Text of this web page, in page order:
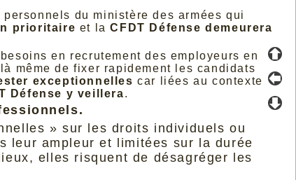
du ministère des armées qui
prioritaire et laCFDT Défense demeurera
en recrutement des employeurs en
même de fixer rapidement les candidats
exceptionnelles car liées au contexte
Défense y veillera.
» sur les droits individuels ou
leur ampleur et limitées sur la durée
elles risquent de désagréger les